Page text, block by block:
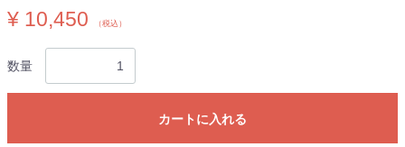
¥ 10,450 （税込）
数量
カートに入れる